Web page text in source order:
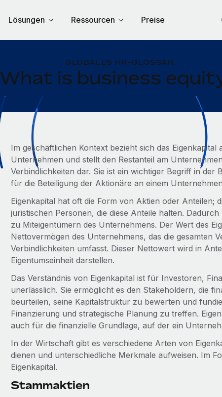
Lösungen Ressourcen Preise
GLOBALES HR-GLOSSAR
What is business
Im geschäftlichen Kontext bezieht sich das Eigenkapital
Unternehmen und stellt den Restanteil am
Verbindlichkeiten dar. Sie ist ein wichtiger Begriff in
für die Beteiligung der Aktionäre an einem
Eigenkapital hat oft die Form von Aktien oder Anteilen;
juristischen Personen, die diese Anteile halten.
zu Miteigentümern des Unternehmens. Der Wert des
Nettovermögen des Unternehmens, das die gesamten
Verbindlichkeiten umfasst. Dieser Nettowert wird in
Eigentumseinheit darstellen.
Das Verständnis von Eigenkapital ist für Investoren,
unerlässlich. Sie ermöglicht es den Stakeholdern, die
beurteilen, seine Kapitalstruktur zu bewerten und
Finanzierung und strategische Planung zu treffen.
auch für die finanzielle Grundlage, auf der ein
In der Wirtschaft gibt es verschiedene Arten von
dienen und unterschiedliche Merkmale aufweisen. Im
Eigenkapital.
Stammaktien